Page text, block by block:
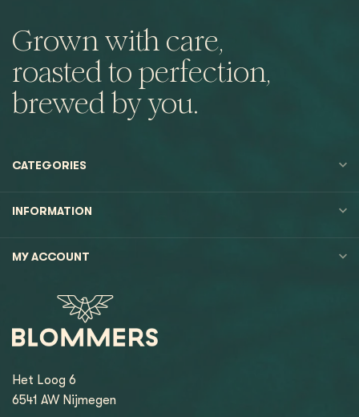
Grown with care,
roasted to perfection,
brewed by you.
CATEGORIES
INFORMATION
MY ACCOUNT
Het Loog 6
6541 AW Nijmegen